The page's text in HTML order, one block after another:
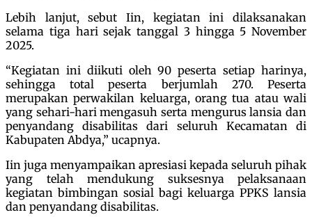
Lebih lanjut, sebut Iin, kegiatan ini dilaksanakan
selama tiga hari sejak tanggal 3 hingga 5 November
2025.
“Kegiatan ini diikuti oleh 90 peserta setiap harinya,
sehingga total peserta berjumlah 270. Peserta
merupakan perwakilan keluarga, orang tua atau wali
yang sehari-hari mengasuh serta mengurus lansia dan
penyandang disabilitas dari seluruh Kecamatan di
Kabupaten Abdya,” ucapnya.
Iin juga menyampaikan apresiasi kepada seluruh pihak
yang telah mendukung suksesnya pelaksanaan
kegiatan bimbingan sosial bagi keluarga PPKS lansia
dan penyandang disabilitas.